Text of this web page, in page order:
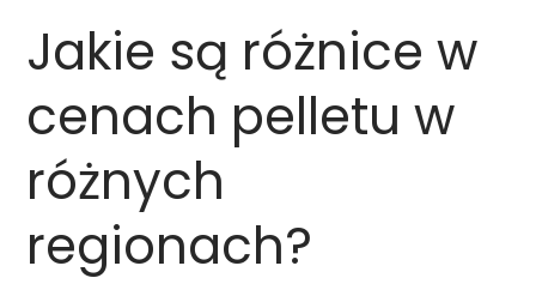
Jakie są różnice w
cenach pelletu w
różnych
regionach?